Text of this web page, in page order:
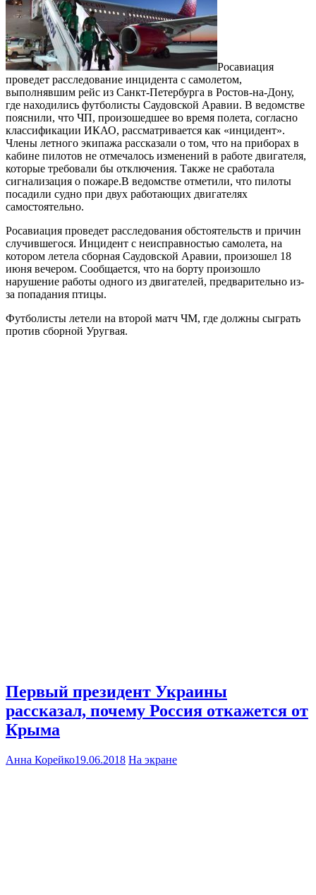
Росавиация
проведет расследование инцидента с самолетом,
выполнявшим рейс из Санкт-Петербурга в Ростов-на-Дону,
где находились футболисты Саудовской Аравии. В ведомстве
пояснили, что ЧП, произошедшее во время полета, согласно
классификации ИКАО, рассматривается как «инцидент».
Члены летного экипажа рассказали о том, что на приборах в
кабине пилотов не отмечалось изменений в работе двигателя,
которые требовали бы отключения. Также не сработала
сигнализация о пожаре.В ведомстве отметили, что пилоты
посадили судно при двух работающих двигателях
самостоятельно.
Росавиация проведет расследования обстоятельств и причин
случившегося. Инцидент с неисправностью самолета, на
котором летела сборная Саудовской Аравии, произошел 18
июня вечером. Сообщается, что на борту произошло
нарушение работы одного из двигателей, предварительно из-
за попадания птицы.
Футболисты летели на второй матч ЧМ, где должны сыграть
против сборной Уругвая.
Первый президент Украины
рассказал, почему Россия откажется от
Крыма
Анна Корейко19.06.2018 На экране